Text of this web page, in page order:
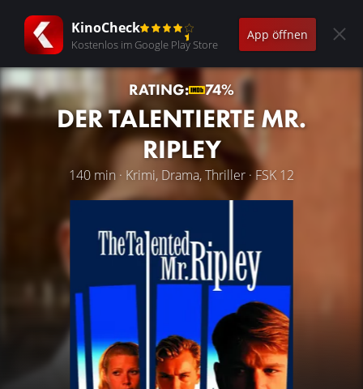
KinoCheck
Kostenlos im Google Play Store
App öffnen
RATING: 74%
DER TALENTIERTE MR.
RIPLEY
140 min · Krimi, Drama, Thriller · FSK 12